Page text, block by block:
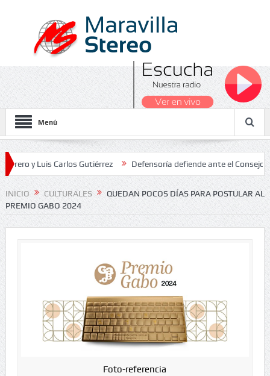
Menú
Carlos Gutiérrez Defensoría defiende ante el Consejo de
Nacionales 2026
INICIO CULTURALES
QUEDAN POCOS DÍAS PARA POSTULAR AL
PREMIO GABO 2024
Foto-referencia